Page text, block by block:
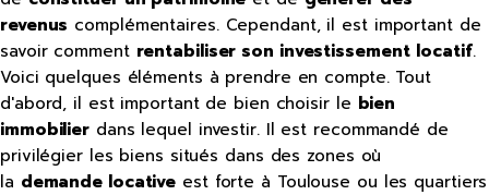
revenus complémentaires. Cependant, il est important de
savoir comment rentabiliser son investissement locatif.
Voici quelques éléments à prendre en compte. Tout
d'abord, il est important de bien choisir le bien
immobilier dans lequel investir. Il est recommandé de
privilégier les biens situés dans des zones où
la demande locative est forte à Toulouse ou les quartiers